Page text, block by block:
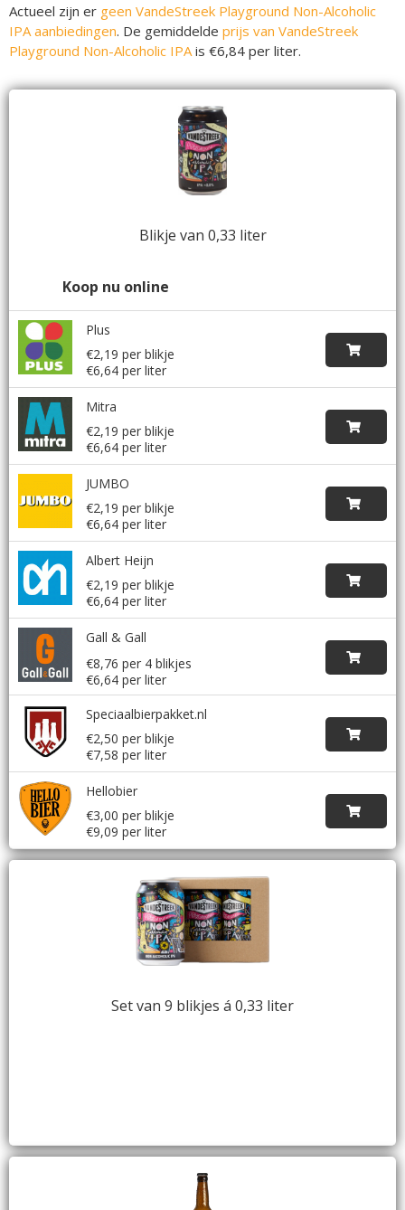
Actueel zijn er geen VandeStreek Playground Non-Alcoholic
IPA aanbiedingen. De gemiddelde prijs van VandeStreek
Playground Non-Alcoholic IPA is €6,84 per liter.
Blikje van 0,33 liter
Koop nu online
Plus
€2,19 per blikje
€6,64 per liter
Mitra
€2,19 per blikje
€6,64 per liter
JUMBO
€2,19 per blikje
€6,64 per liter
Albert Heijn
€2,19 per blikje
€6,64 per liter
Gall & Gall
€8,76 per 4 blikjes
€6,64 per liter
Speciaalbierpakket.nl
€2,50 per blikje
€7,58 per liter
Hellobier
€3,00 per blikje
€9,09 per liter
Set van 9 blikjes á 0,33 liter